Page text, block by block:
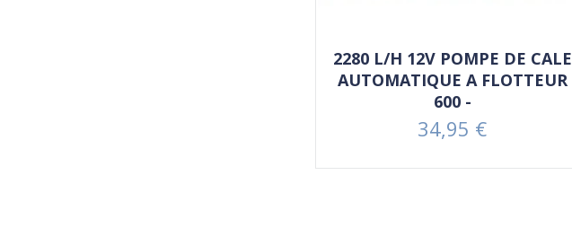
2280 L/H 12V POMPE DE CALE
AUTOMATIQUE A FLOTTEUR
600 -
Prix
34,95 €